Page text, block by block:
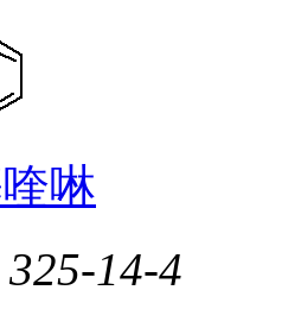
啉
325-14-4